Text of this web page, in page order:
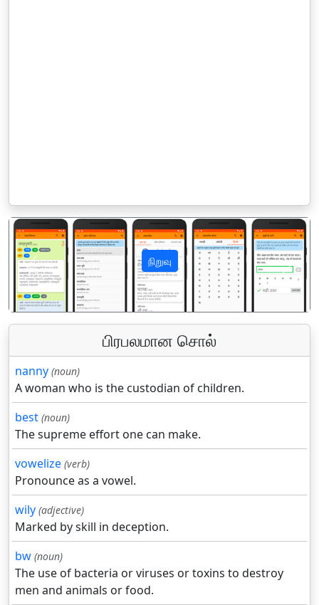
நிறுவு
पिछला अगला
பிரபலமான சொல்
nanny (noun)
A woman who is the custodian of children.
best (noun)
The supreme effort one can make.
vowelize (verb)
Pronounce as a vowel.
wily (adjective)
Marked by skill in deception.
bw (noun)
The use of bacteria or viruses or toxins to destroy
men and animals or food.